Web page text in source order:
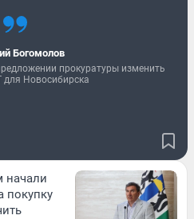
Богомолов
прокуратуры изменить
для Новосибирска
начали
покупку